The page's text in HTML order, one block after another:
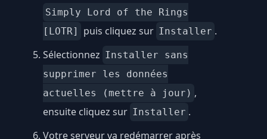
Simply Lord of the Rings
[LOTR]
puis cliquez sur Installer .
Sélectionnez Installer sans
supprimer les données
actuelles (mettre à jour) ,
ensuite cliquez sur Installer .
Votre serveur va redémarrer après